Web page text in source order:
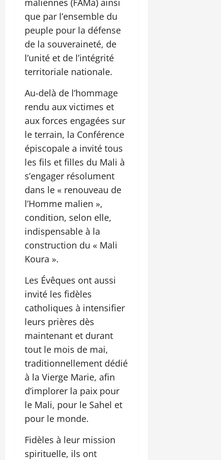
que par l’ensemble du
peuple pour la défense
de la souveraineté, de
l’unité et de l’intégrité
territoriale nationale.
Au-delà de l’hommage
rendu aux victimes et
aux forces engagées sur
le terrain, la Conférence
épiscopale a invité tous
les fils et filles du Mali à
s’engager résolument
dans le « renouveau de
l’Homme malien »,
condition, selon elle,
indispensable à la
construction du « Mali
Koura ».
Les Évêques ont aussi
invité les fidèles
catholiques à intensifier
leurs prières dès
maintenant et durant
tout le mois de mai,
traditionnellement dédié
à la Vierge Marie, afin
d’implorer la paix pour
le Mali, pour le Sahel et
pour le monde.
Fidèles à leur mission
spirituelle, ils ont